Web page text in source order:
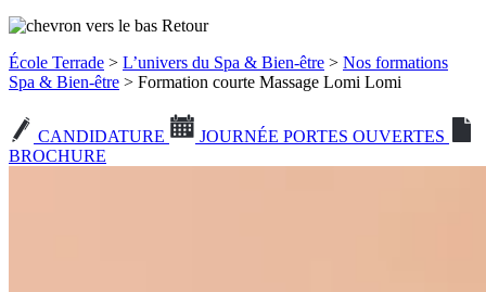
Retour
École Terrade > L’univers du Spa & Bien-être > Nos formations
Spa & Bien-être > Formation courte Massage Lomi Lomi
CANDIDATURE
JOURNÉE PORTES OUVERTES
BROCHURE